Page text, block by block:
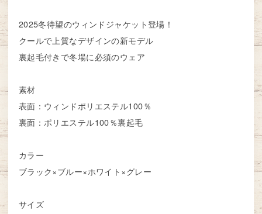
2025冬待望のウィンドジャケット登場！
クールで上質なデザインの新モデル
裏起毛付きで冬場に必須のウェア
素材
表面：ウィンドポリエステル100％
裏面：ポリエステル100％裏起毛
カラー
ブラック×ブルー×ホワイト×グレー
サイズ